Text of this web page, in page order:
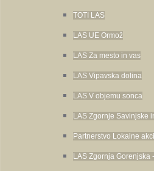
TOTI LAS
LAS UE Ormož
LAS Za mesto in vas
LAS Vipavska dolina
LAS V objemu sonca
LAS Zgornje Savinjske
Partnerstvo Lokalne
LAS Zgornja Gorenjska